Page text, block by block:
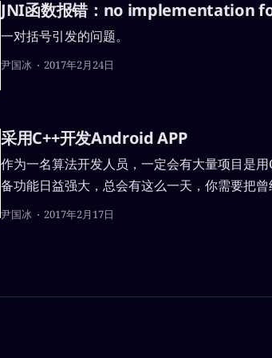
JNI函数报错：no implementation
一对括号引发的问题。
尹国冰 2017年2月24日
采用C++开发Android APP
作为一名算法开发人员，一定会有大量项目是
备功能日益强大，总会有这么一天，你需要把
统中运行。作为一名从未写过JAVA的业余程序
尹国冰 2017年2月17日